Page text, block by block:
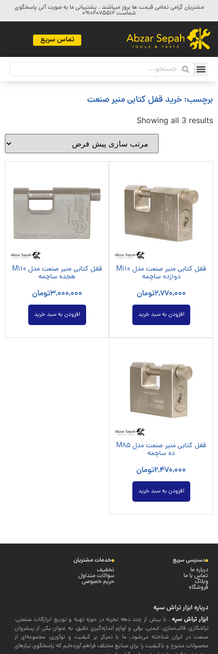
مشتریان گرامی تمامی قیمت ها بروز میباشند ، پشتیبانی ما به صورت آنی پاسخگوی
شماست 09102075512
تماس سریع
برچسب: خرید قفل کتابی منیر صنعت
Showing all 3 results
قفل کتابی منیر صنعت مدل M110
دوازده ساچمه
2,770,000تومان
افزودن به سبد خرید
قفل کتابی منیر صنعت مدل M110
هجده ساچمه
3,000,000تومان
افزودن به سبد خرید
قفل کتابی منیر صنعت مدل M85
ده ساچمه
2,470,000تومان
افزودن به سبد خرید
دسترسی سریع
درباره ما
تماس با ما
وبلاگ
فروشگاه
خدمات مشتریان
تخفیف
سوالات متداول
حریم خصوصی
درباره ابزار تراش سپه
ابزار تراش سپه، با بیش از چند دهه تجربه در حوزه تهیه و توزیع ابزارآلات صنعتی،
تراشکاری، قالب‌سازی، ایمنی، برقی و لوازم اندازه‌گیری دقیق، به عنوان یکی از پیشروان
صنعت در ایران شناخته می‌شود. ما با تمرکز بر کیفیت و نوآوری، مجموعه‌ای از
محصولات متنوع و باکیفیت را برای صنایع مختلف فراهم آورده‌ایم که پاسخگوی نیازهای